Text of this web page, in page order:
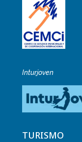
Inturjoven
TURISMO